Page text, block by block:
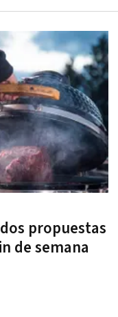
propuestas
de semana